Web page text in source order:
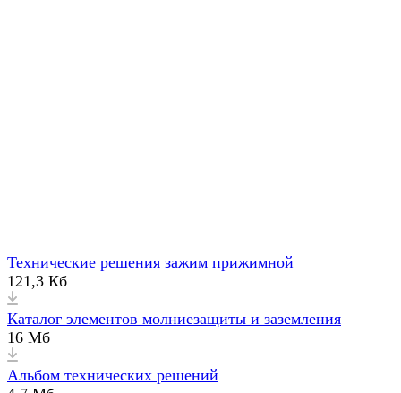
Технические решения зажим прижимной
121,3 Кб
Каталог элементов молниезащиты и заземления
16 Мб
Альбом технических решений